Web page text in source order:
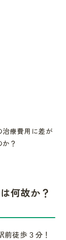
治療費用に差が
？
何故か？
徒歩３分！